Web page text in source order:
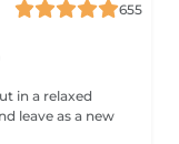
655
in a relaxed
leave as a new